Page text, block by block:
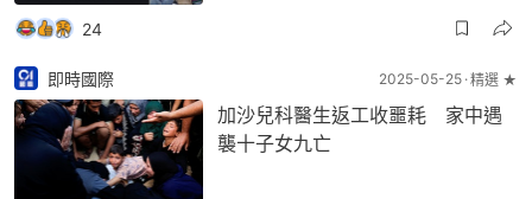
24
即時國際 2025-05-25 精選 ★
加沙兒科醫生返工收噩耗 家中遇
襲十子女九亡